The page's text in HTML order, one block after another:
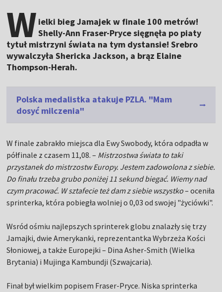
W ielki bieg Jamajek w finale 100 metrów!
Shelly-Ann Fraser-Pryce sięgnęła po piaty
tytuł mistrzyni świata na tym dystansie! Srebro
wywalczyła Shericka Jackson, a brąz Elaine
Thompson-Herah.
Polska medalistka atakuje PZLA. "Mam
dosyć milczenia"
W finale zabrakło miejsca dla Ewy Swobody, która odpadła w
półfinale z czasem 11,08. – Mistrzostwa świata to taki
przystanek do mistrzostw Europy. Jestem zadowolona z siebie.
Do finału trzeba grubo poniżej 11 sekund biegać. Wiemy nad
czym pracować. W sztafecie też dam z siebie wszystko– oceniła
sprinterka, która pobiegła wolniej o 0,03 od swojej "życiówki".
Wsród ośmiu najlepszych sprinterek globu znalazły się trzy
Jamajki, dwie Amerykanki, reprezentantka Wybrzeża Kości
Słoniowej, a także Europejki – Dina Asher-Smith (Wielka
Brytania) i Mujinga Kambundji (Szwajcaria).
Finał był wielkim popisem Fraser-Pryce. Niska sprinterka